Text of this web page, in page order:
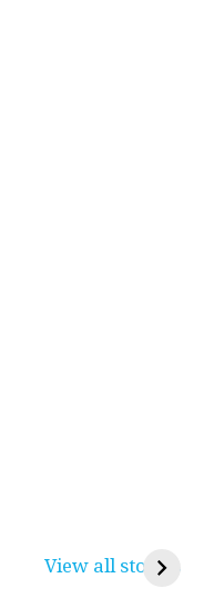
View all stories
रामसा पीर, रुणेचा रा